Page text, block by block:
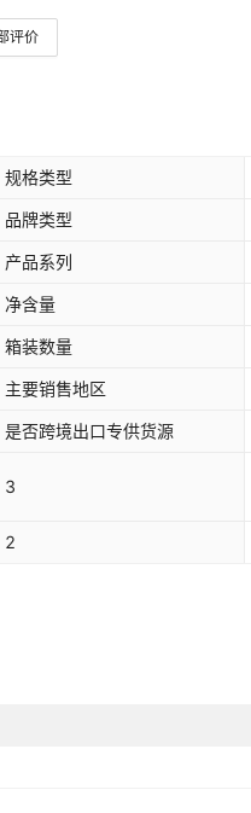
评价
规格类型
品牌类型
产品系列
净含量
箱装数量
主要销售地区
是否跨境出口专供货源
3
2